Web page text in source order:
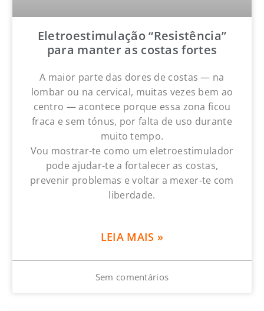
Eletroestimulação “Resistência”
para manter as costas fortes
A maior parte das dores de costas — na
lombar ou na cervical, muitas vezes bem ao
centro — acontece porque essa zona ficou
fraca e sem tónus, por falta de uso durante
muito tempo.
Vou mostrar-te como um eletroestimulador
pode ajudar-te a fortalecer as costas,
prevenir problemas e voltar a mexer-te com
liberdade.
LEIA MAIS »
Sem comentários